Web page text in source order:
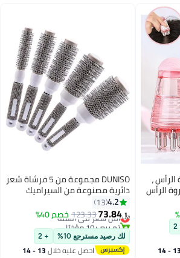
،
الرأس
13 - 14
DUNISO مجموعة من 5 فرشاة شعر
دائرية مصنوعة من السيراميك
لتصفيف الشعر، فرشاة شعر دائرية
سيراميكية، مجموعة أدوات فرشاة
تجعيد الشعر، شكل جميل، لتجفيف
25 مم 32 مم 45 مم 53 مم)
4.2
13
﷼‏73.84
123.33خصم 40%
أقل سعر في السنة
تم بيع +10 مؤخرًا
أقل سعر في السنة
لك رصيد مسترجع 10% + 2
احصل عليه خلال 13 - 14